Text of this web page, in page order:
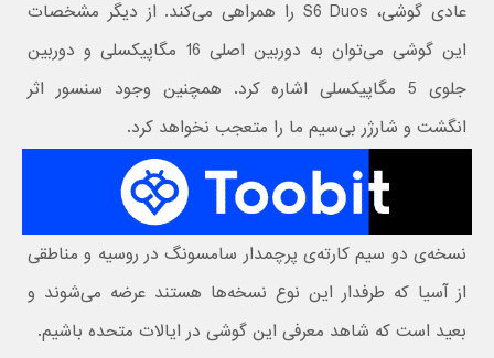
عادی گوشی، S6 Duos را همراهی می‌کند. از دیگر مشخصات
این گوشی می‌توان به دوربین اصلی 16 مگاپیکسلی و دوربین
جلوی 5 مگاپیکسلی اشاره کرد. همچنین وجود سنسور اثر
انگشت و شارژر بی‌سیم ما را متعجب نخواهد کرد.
نسخه‌ی دو سیم کارته‌ی پرچمدار سامسونگ در روسیه و مناطقی
از آسیا که طرفدار این نوع نسخه‌ها هستند عرضه می‌شوند و
بعید است که شاهد معرفی این گوشی در ایالات متحده باشیم.